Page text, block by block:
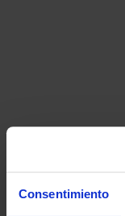
Consentimiento